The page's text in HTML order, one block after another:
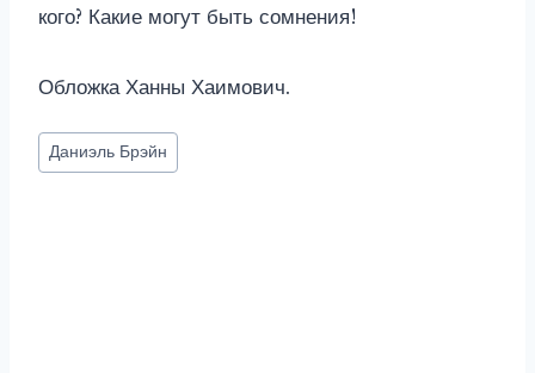
кого? Какие могут быть сомнения!
Обложка Ханны Хаимович.
Метки
записи:
Даниэль Брэйн